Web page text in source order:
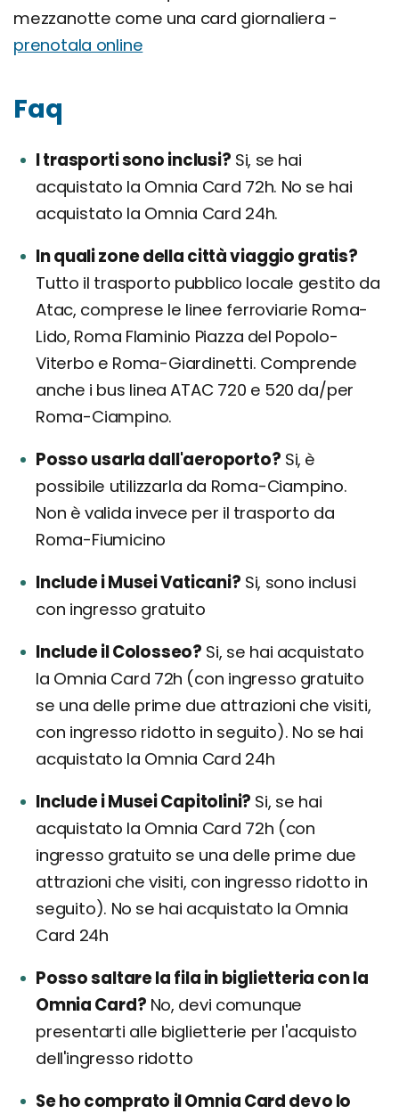
mezzanotte come una card giornaliera -
prenotala online
Faq
I trasporti sono inclusi? Si, se hai
acquistato la Omnia Card 72h. No se hai
acquistato la Omnia Card 24h.
In quali zone della città viaggio gratis?
Tutto il trasporto pubblico locale gestito da
Atac, comprese le linee ferroviarie Roma-
Lido, Roma Flaminio Piazza del Popolo-
Viterbo e Roma-Giardinetti. Comprende
anche i bus linea ATAC 720 e 520 da/per
Roma-Ciampino.
Posso usarla dall'aeroporto? Si, è
possibile utilizzarla da Roma-Ciampino.
Non è valida invece per il trasporto da
Roma-Fiumicino
Include i Musei Vaticani? Si, sono inclusi
con ingresso gratuito
Include il Colosseo? Si, se hai acquistato
la Omnia Card 72h (con ingresso gratuito
se una delle prime due attrazioni che visiti,
con ingresso ridotto in seguito). No se hai
acquistato la Omnia Card 24h
Include i Musei Capitolini? Si, se hai
acquistato la Omnia Card 72h (con
ingresso gratuito se una delle prime due
attrazioni che visiti, con ingresso ridotto in
seguito). No se hai acquistato la Omnia
Card 24h
Posso saltare la fila in biglietteria con la
Omnia Card? No, devi comunque
presentarti alle biglietterie per l'acquisto
dell'ingresso ridotto
Se ho comprato il Omnia Card devo lo